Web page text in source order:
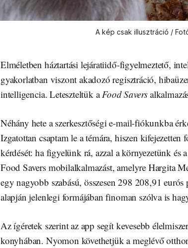
A kép csak illusztráció /
Elméletben háztartási lejáratiidő-figyelmeztető,
gyakorlatban viszont akadozó regisztráció,
intelligencia. Leteszteltük aFood Savers
Néhány hete a szerkesztőségi e-mail-fiókunkba
Izgatottan csaptam le a témára, hiszen kifejezetten
kérdését: ha figyelünk rá, azzal a környezetünk
Food Savers mobilalkalmazást, amelyre Hargita
egy nagyobb szabású, összesen 298 208,91
alapján jelenlegi formájában finoman szólva is
Az ígéretek szerint az app segít kevesebb
konyhában. Nyomon követhetjük a meglévő